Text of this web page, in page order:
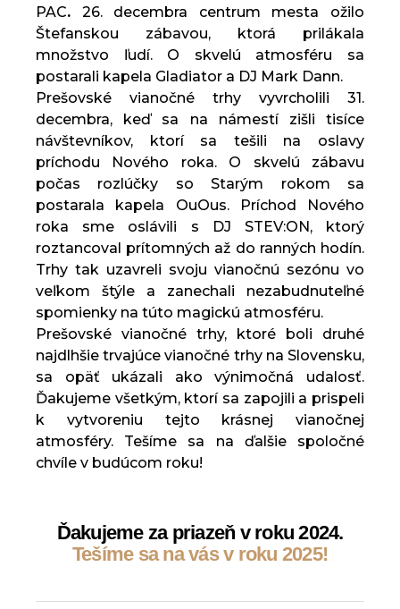
PAC. 26. decembra centrum mesta ožilo
Štefanskou zábavou, ktorá prilákala
množstvo ľudí. O skvelú atmosféru sa
postarali kapela Gladiator a DJ Mark Dann.
Prešovské vianočné trhy vyvrcholili 31.
decembra, keď sa na námestí zišli tisíce
návštevníkov, ktorí sa tešili na oslavy
príchodu Nového roka. O skvelú zábavu
počas rozlúčky so Starým rokom sa
postarala kapela OuOus. Príchod Nového
roka sme oslávili s DJ STEV:ON, ktorý
roztancoval prítomných až do ranných hodín.
Trhy tak uzavreli svoju vianočnú sezónu vo
veľkom štýle a zanechali nezabudnuteľné
spomienky na túto magickú atmosféru.
Prešovské vianočné trhy, ktoré boli druhé
najdlhšie trvajúce vianočné trhy na Slovensku,
sa opäť ukázali ako výnimočná udalosť.
Ďakujeme všetkým, ktorí sa zapojili a prispeli
k vytvoreniu tejto krásnej vianočnej
atmosféry. Tešíme sa na ďalšie spoločné
chvíle v budúcom roku!
Ďakujeme za priazeň v roku 2024.
Tešíme sa na vás v roku 2025!